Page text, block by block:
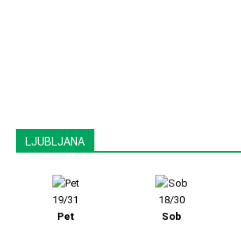
LJUBLJANA
19/31
Pet
18/30
Sob